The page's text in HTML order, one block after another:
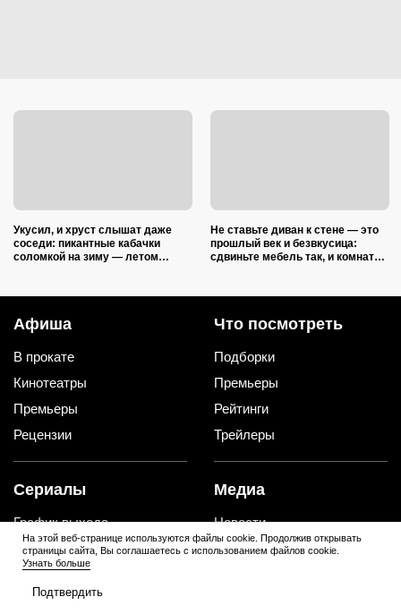
Укусил, и хруст слышат даже
соседи: пикантные кабачки
соломкой на зиму — летом
Не ставьте диван к стене — это
прошлый век и безвкусица:
сдвиньте мебель так, и комната
Афиша
В прокате
Кинотеатры
Премьеры
Рецензии
Что посмотреть
Подборки
Премьеры
Рейтинги
Трейлеры
Сериалы
График выхода
Новости
Рейтинги
Подборки
Медиа
Новости
Трейлеры
На этой веб-странице используются файлы cookie. Продолжив открывать
страницы сайта, Вы соглашаетесь с использованием файлов cookie.
Узнать больше
Подтвердить